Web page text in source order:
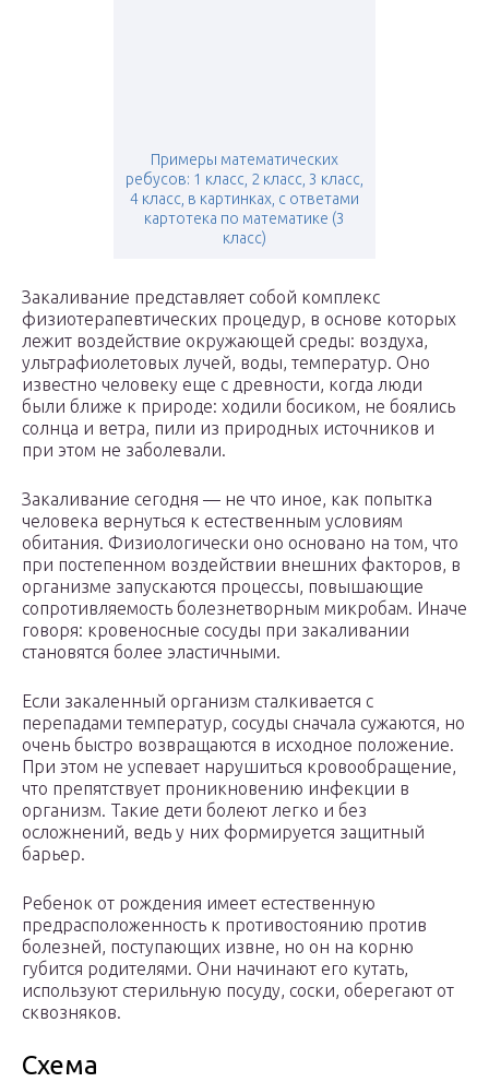
Примеры математических
ребусов: 1 класс, 2 класс, 3 класс,
4 класс, в картинках, с ответами
картотека по математике (3
класс)
Закаливание представляет собой комплекс
физиотерапевтических процедур, в основе которых
лежит воздействие окружающей среды: воздуха,
ультрафиолетовых лучей, воды, температур. Оно
известно человеку еще с древности, когда люди
были ближе к природе: ходили босиком, не боялись
солнца и ветра, пили из природных источников и
при этом не заболевали.
Закаливание сегодня — не что иное, как попытка
человека вернуться к естественным условиям
обитания. Физиологически оно основано на том, что
при постепенном воздействии внешних факторов, в
организме запускаются процессы, повышающие
сопротивляемость болезнетворным микробам. Иначе
говоря: кровеносные сосуды при закаливании
становятся более эластичными.
Если закаленный организм сталкивается с
перепадами температур, сосуды сначала сужаются, но
очень быстро возвращаются в исходное положение.
При этом не успевает нарушиться кровообращение,
что препятствует проникновению инфекции в
организм. Такие дети болеют легко и без
осложнений, ведь у них формируется защитный
барьер.
Ребенок от рождения имеет естественную
предрасположенность к противостоянию против
болезней, поступающих извне, но он на корню
губится родителями. Они начинают его кутать,
используют стерильную посуду, соски, оберегают от
сквозняков.
Схема